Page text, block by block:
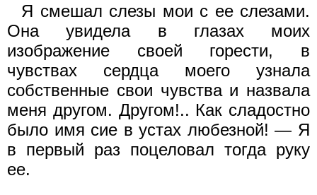
Я смешал слезы мои с ее слезами.
Она увидела в глазах моих
изображение своей горести, в
чувствах сердца моего узнала
собственные свои чувства и назвала
меня другом. Другом!.. Как сладостно
было имя сие в устах любезной! — Я
в первый раз поцеловал тогда руку
ее.